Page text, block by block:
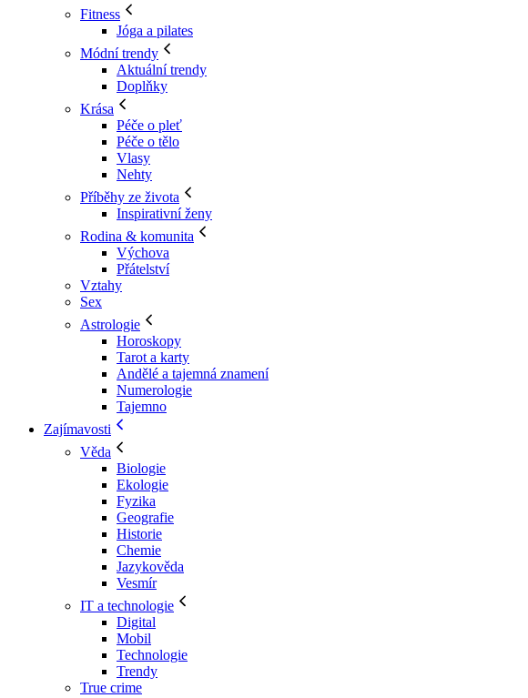
Fitness
Jóga a pilates
Módní trendy
Aktuální trendy
Doplňky
Krása
Péče o pleť
Péče o tělo
Vlasy
Nehty
Příběhy ze života
Inspirativní ženy
Rodina & komunita
Výchova
Přátelství
Vztahy
Sex
Astrologie
Horoskopy
Tarot a karty
Andělé a tajemná znamení
Numerologie
Tajemno
Zajímavosti
Věda
Biologie
Ekologie
Fyzika
Geografie
Historie
Chemie
Jazykověda
Vesmír
IT a technologie
Digital
Mobil
Technologie
Trendy
True crime